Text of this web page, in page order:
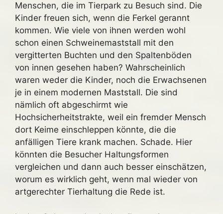
Menschen, die im Tierpark zu Besuch sind. Die
Kinder freuen sich, wenn die Ferkel gerannt
kommen. Wie viele von ihnen werden wohl
schon einen Schweinemaststall mit den
vergitterten Buchten und den Spaltenböden
von innen gesehen haben? Wahrscheinlich
waren weder die Kinder, noch die Erwachsenen
je in einem modernen Maststall. Die sind
nämlich oft abgeschirmt wie
Hochsicherheitstrakte, weil ein fremder Mensch
dort Keime einschleppen könnte, die die
anfälligen Tiere krank machen. Schade. Hier
könnten die Besucher Haltungsformen
vergleichen und dann auch besser einschätzen,
worum es wirklich geht, wenn mal wieder von
artgerechter Tierhaltung die Rede ist.